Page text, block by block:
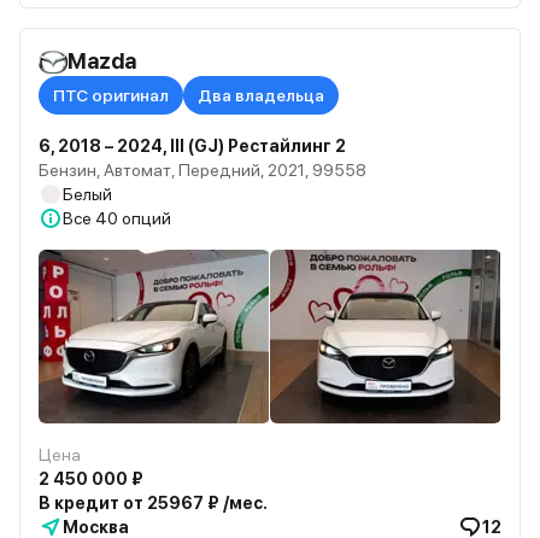
Mazda
ПТС оригинал Два владельца
6, 2018 – 2024, III (GJ) Рестайлинг 2
Бензин, Автомат, Передний, 2021, 99558
Белый
Все 40 опций
Цена
2 450 000 ₽
В кредит от 25967 ₽ /мес.
Москва
12